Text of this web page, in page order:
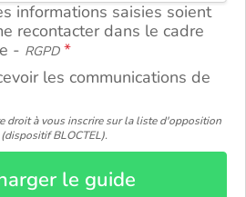
informations saisies soient
recontacter dans le cadre
- RGPD
les communications de
droit à vous inscrire sur la liste d'opposition
BLOCTEL).
le guide